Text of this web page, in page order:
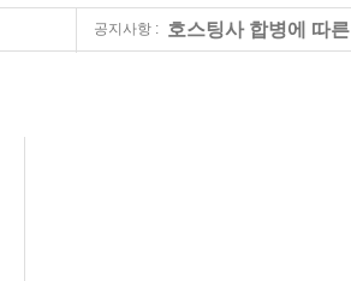
공지사항 : 호스팅사 합병에 따른